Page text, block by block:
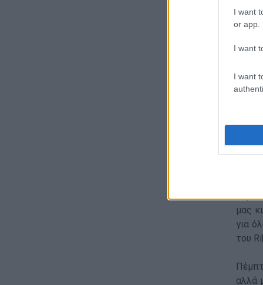
I want
or app.
I want
I want
Τα
αφού
μας
για
του
αλλά